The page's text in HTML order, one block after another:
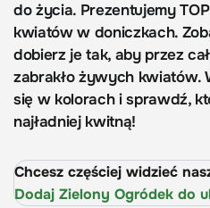
do życia. Prezentujemy
kwiatów w doniczkach.
dobierz je tak, aby przez
zabrakło żywych kwiatów.
się w kolorach i sprawdź,
najładniej kwitną!
Chcesz częściej widzieć
Dodaj Zielony Ogródek do